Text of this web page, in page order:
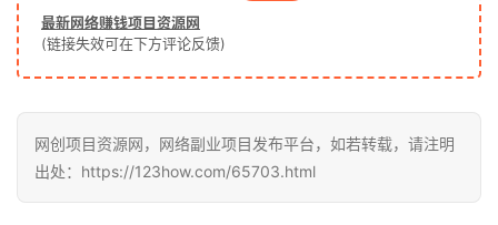
最新网络赚钱项目资源网
(链接失效可在下方评论反馈)
网创项目资源网，网络副业项目发布平台，如若转载，请注明
出处：https://123how.com/65703.html